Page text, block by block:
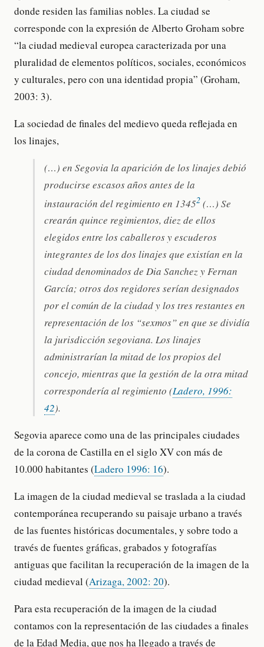
donde residen las familias nobles. La ciudad se
corresponde con la expresión de Alberto Groham sobre
“la ciudad medieval europea caracterizada por una
pluralidad de elementos políticos, sociales, económicos
y culturales, pero con una identidad propia” (Groham,
2003: 3).
La sociedad de finales del medievo queda reflejada en
los linajes,
(…) en Segovia la aparición de los linajes debió
producirse escasos años antes de la
instauración del regimiento en 13452 (…) Se
crearán quince regimientos, diez de ellos
elegidos entre los caballeros y escuderos
integrantes de los dos linajes que existían en la
ciudad denominados de Dia Sanchez y Fernan
García; otros dos regidores serían designados
por el común de la ciudad y los tres restantes en
representación de los “sexmos” en que se dividía
la jurisdicción segoviana. Los linajes
administrarían la mitad de los propios del
concejo, mientras que la gestión de la otra mitad
correspondería al regimiento (Ladero, 1996:
42).
Segovia aparece como una de las principales ciudades
de la corona de Castilla en el siglo XV con más de
10.000 habitantes (Ladero 1996: 16).
La imagen de la ciudad medieval se traslada a la ciudad
contemporánea recuperando su paisaje urbano a través
de las fuentes históricas documentales, y sobre todo a
través de fuentes gráficas, grabados y fotografías
antiguas que facilitan la recuperación de la imagen de la
ciudad medieval (Arizaga, 2002: 20).
Para esta recuperación de la imagen de la ciudad
contamos con la representación de las ciudades a finales
de la Edad Media, que nos ha llegado a través de